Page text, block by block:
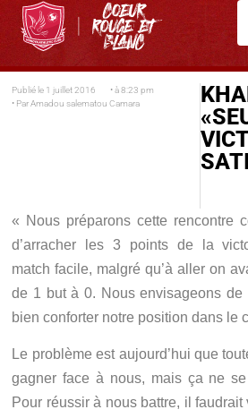
Publié le 1 juillet 2016 • à 8:23 pm
• ParAmadou salematou Camara
« Nous préparons cette rencontre
d’arracher les 3 points de la
match facile, malgré qu’à aller on
de 1 but à 0. Nous envisageons de
bien conforter notre position dans le
Le problème est aujourd’hui que
gagner face à nous, mais ça ne
Pour réussir à nous battre, il